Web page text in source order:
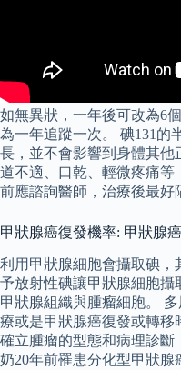
如無異狀，一年後可改為6
為一年追蹤一次。 碘131的
長，並不會影響到身體其他
道不適、口乾、輕微疼痛等
前應諮詢醫師，治療後最好
甲狀腺癌復發機率: 甲狀腺
利用甲狀腺細胞會攝取碘
予放射性碘讓甲狀腺細胞攝
甲狀腺組織與腫瘤細胞。
療或是甲狀腺癌復發或轉移
確立腫瘤的型態和病理診斷
奶20年前罹患分化型甲狀